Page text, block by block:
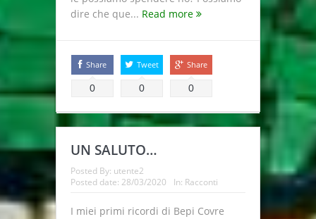
dire che que... Read more
Share
0
Tweet
0
Share
0
UN SALUTO…
Posted By: utente2
Posted date: 28/03/2020 In: Racconti
I miei primi ricordi di Bepi Covre